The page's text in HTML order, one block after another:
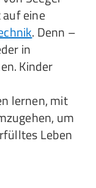
eine
. Denn –
in
Kinder
lernen, mit
um
Leben